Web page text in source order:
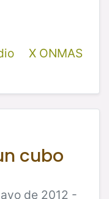
X ONMAS
cubo
de 2012 -